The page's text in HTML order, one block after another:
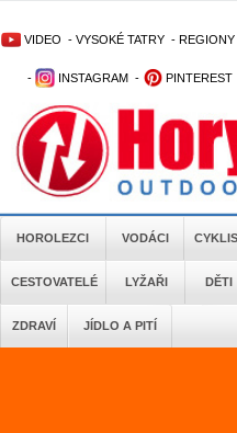
VIDEO - VYSOKÉ TATRY - REGIONY
- INSTAGRAM - PINTEREST
HOROLEZCI VODÁCI
CESTOVATELÉ LYŽAŘI DĚTI
ZDRAVÍ JÍDLO A PITÍ